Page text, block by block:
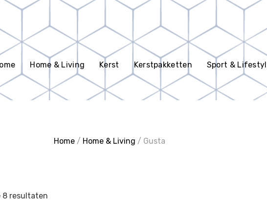
Home & Living Kerst Kerstpakketten Sport &
Home / Home & Living / Gusta
8 resultaten